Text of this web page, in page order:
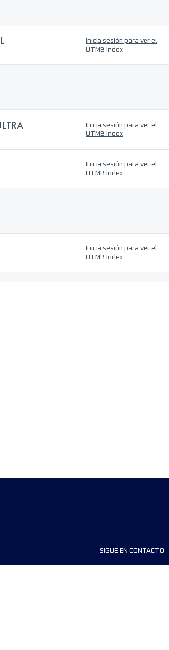
Inicia sesión para ver el
UTMB Index
Inicia sesión para ver el
UTMB Index
Inicia sesión para ver el
UTMB Index
Inicia sesión para ver el
UTMB Index
SIGUE EN CONTACTO